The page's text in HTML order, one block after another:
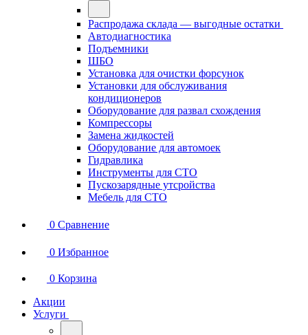
Распродажа склада — выгодные остатки
Автодиагностика
Подъемники
ШБО
Установка для очистки форсунок
Установки для обслуживания
кондиционеров
Оборудование для развал схождения
Компрессоры
Замена жидкостей
Оборудование для автомоек
Гидравлика
Инструменты для СТО
Пускозарядные утсройства
Мебель для СТО
0 Сравнение
0 Избранное
0 Корзина
Акции
Услуги